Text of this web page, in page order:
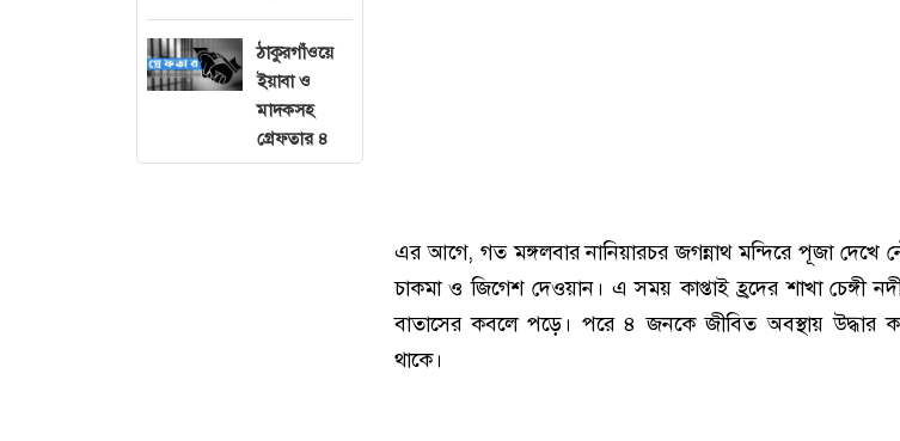
ঠাকুরগাঁওয়ে
ইয়াবা ও
মাদকসহ
গ্রেফতার ৪
এর আগে, গত মঙ্গলবার নানিয়ারচর জগন্নাথ মন্দিরে পূজা দেখে
চাকমা ও জিগেশ দেওয়ান। এ সময় কাপ্তাই হ্রদের শাখা চেঙ্গী
বাতাসের কবলে পড়ে। পরে ৪ জনকে জীবিত অবস্থায় উদ্ধার
থাকে।